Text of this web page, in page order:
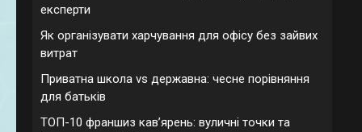
експерти
Як організувати харчування для офісу без зайвих
витрат
Приватна школа vs державна: чесне порівняння
для батьків
ТОП-10 франшиз кавʼярень: вуличні точки та